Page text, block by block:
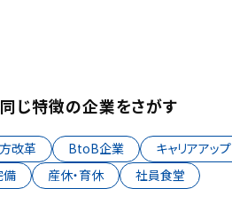
じ特徴の企業をさがす
改革 BtoB企業 キャリアアップ
備 産休・育休 社員食堂